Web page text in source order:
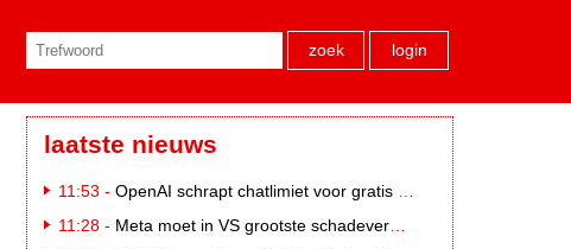
zoek login
laatste nieuws
11:53 - OpenAI schrapt chatlimiet voor gratis ChatGPT-gebruikers
11:28 - Meta moet in VS grootste schadevergoeding ooit betalen: 567 miljoen dollar